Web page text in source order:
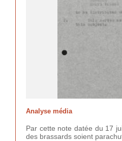
Analyse média
Par cette note datée du 17
des brassards soient